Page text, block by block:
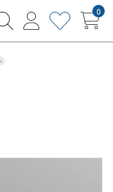
magnifying
user
heart0